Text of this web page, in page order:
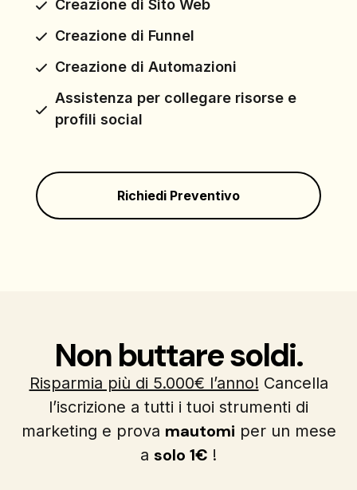
Creazione di Sito Web
Creazione di Funnel
Creazione di Automazioni
Assistenza per collegare risorse e
profili social
Richiedi Preventivo
Non buttare soldi.
Risparmia più di 5.000€ l’anno! Cancella
l’iscrizione a tutti i tuoi strumenti di
marketing e prova mautomi per un mese
a solo 1€ !